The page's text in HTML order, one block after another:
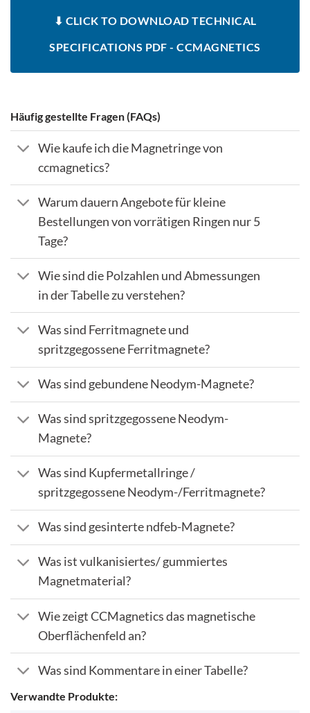
⬇ CLICK TO DOWNLOAD TECHNICAL
SPECIFICATIONS PDF - CCMAGNETICS
Häufig gestellte Fragen (FAQs)
Wie kaufe ich die Magnetringe von
ccmagnetics?
Warum dauern Angebote für kleine
Bestellungen von vorrätigen Ringen nur 5
Tage?
Wie sind die Polzahlen und Abmessungen
in der Tabelle zu verstehen?
Was sind Ferritmagnete und
spritzgegossene Ferritmagnete?
Was sind gebundene Neodym-Magnete?
Was sind spritzgegossene Neodym-
Magnete?
Was sind Kupfermetallringe /
spritzgegossene Neodym-/Ferritmagnete?
Was sind gesinterte ndfeb-Magnete?
Was ist vulkanisiertes/ gummiertes
Magnetmaterial?
Wie zeigt CCMagnetics das magnetische
Oberflächenfeld an?
Was sind Kommentare in einer Tabelle?
Verwandte Produkte: